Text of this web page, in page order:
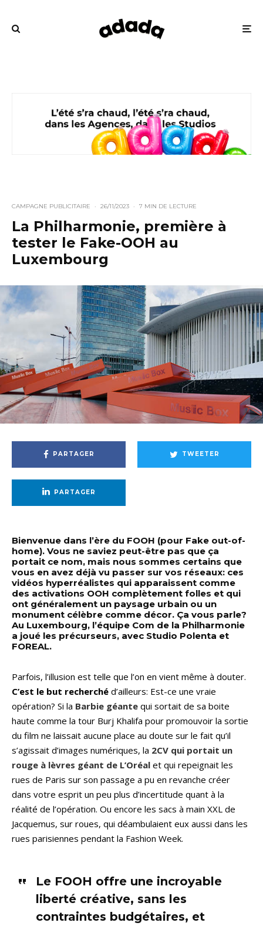
CAMPAGNE PUBLICITAIRE · 26/11/2023 · 7 MIN DE LECTURE
La Philharmonie, première à
tester le Fake-OOH au
Luxembourg
PARTAGER TWEETER
PARTAGER
Bienvenue dans l’ère du FOOH (pour Fake out-of-
home). Vous ne saviez peut-être pas que ça
portait ce nom, mais nous sommes certains que
vous en avez déjà vu passer sur vos réseaux: ces
vidéos hyperréalistes qui apparaissent comme
des activations OOH complètement folles et qui
ont généralement un paysage urbain ou un
monument célèbre comme décor. Ça vous parle?
Au Luxembourg, l’équipe Com de la Philharmonie
a joué les précurseurs, avec Studio Polenta et
FOREAL.
Parfois, l’illusion est telle que l’on en vient même à douter.
C’est le but recherché d’ailleurs: Est-ce une vraie
opération? Si la Barbie géante qui sortait de sa boite
haute comme la tour Burj Khalifa pour promouvoir la sortie
du film ne laissait aucune place au doute sur le fait qu’il
s’agissait d’images numériques, la 2CV qui portait un
rouge à lèvres géant de L’Oréal et qui repeignait les
rues de Paris sur son passage a pu en revanche créer
dans votre esprit un peu plus d’incertitude quant à la
réalité de l’opération. Ou encore les sacs à main XXL de
Jacquemus, sur roues, qui déambulaient eux aussi dans les
rues parisiennes pendant la Fashion Week.
Le FOOH offre une incroyable
liberté créative, sans les
contraintes budgétaires, et